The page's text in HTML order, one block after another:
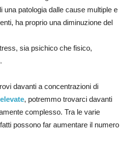
una patologia dalle cause multiple e
ha proprio una diminuzione del
sia psichico che fisico,
davanti a concentrazioni di
, potremmo trovarci davanti
complesso. Tra le varie
possono far aumentare il numero